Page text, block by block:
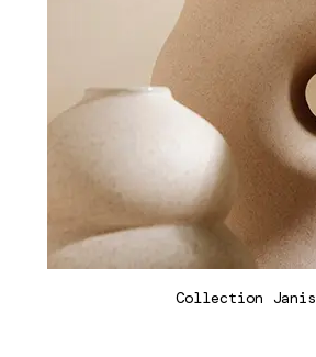
Collection Janis